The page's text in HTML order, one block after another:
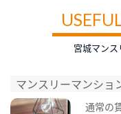
宮城マン
マンスリーマンショ
通常の